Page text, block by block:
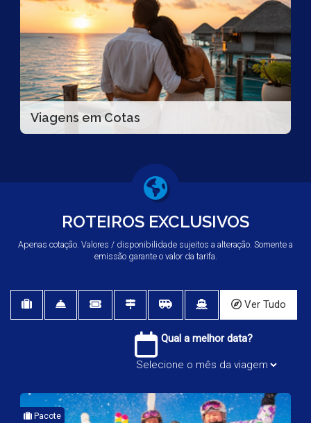
Viagens em Cotas
ROTEIROS EXCLUSIVOS
Apenas cotação. Valores / disponibilidade sujeitos a alteração. Somente a
emissão garante o valor da tarifa.
Ver Tudo
Qual a melhor data?
Pacote